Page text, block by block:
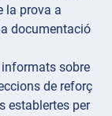
la prova a
documentació
sobre
de reforç
establertes per